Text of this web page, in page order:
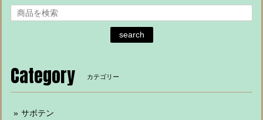
search
Category カテゴリー
サボテン